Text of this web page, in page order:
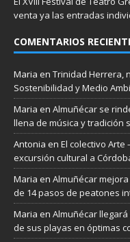
venta ya las entradas
COMENTARIOS
Maria en Trinidad Herrera,
Sostenibilidad y Medio
Maria en Almuñécar se
llena de música y tradición
Antonia en El colectivo
excursión cultural a
Maria en Almuñécar
de 14 pasos de peatones
Maria en Almuñécar
de sus playas en óptimas